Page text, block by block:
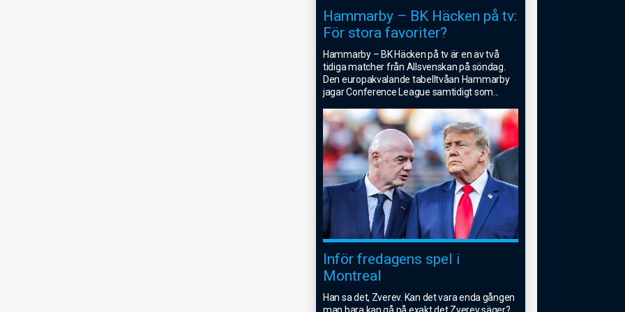
Hammarby – BK Häcken på tv:
För stora favoriter?
Hammarby – BK Häcken på tv är en av två
tidiga matcher från Allsvenskan på söndag.
Den europakvalande tabelltvåan Hammarby
jagar Conference League samtidigt som...
Inför fredagens spel i
Montreal
Han sa det, Zverev. Kan det vara enda gången